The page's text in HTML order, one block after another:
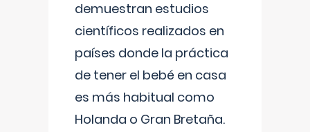
demuestran estudios
científicos realizados en
países donde la práctica
de tener el bebé en casa
es más habitual como
Holanda o Gran Bretaña.